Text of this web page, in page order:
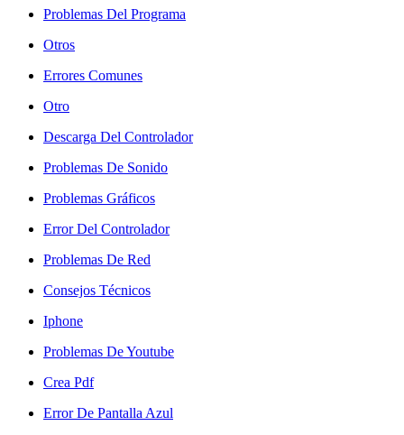
Problemas Del Programa
Otros
Errores Comunes
Otro
Descarga Del Controlador
Problemas De Sonido
Problemas Gráficos
Error Del Controlador
Problemas De Red
Consejos Técnicos
Iphone
Problemas De Youtube
Crea Pdf
Error De Pantalla Azul